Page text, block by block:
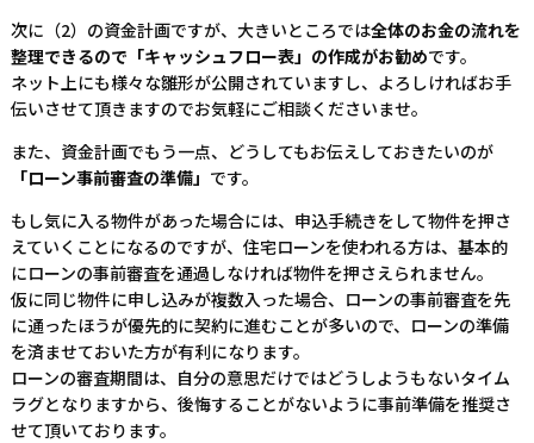
次に（2）の資金計画ですが、大きいところでは全体のお金の流れを
整理できるので「キャッシュフロー表」の作成がお勧めです。
ネット上にも様々な雛形が公開されていますし、よろしければお手
伝いさせて頂きますのでお気軽にご相談くださいませ。
また、資金計画でもう一点、どうしてもお伝えしておきたいのが
「ローン事前審査の準備」 です。
もし気に入る物件があった場合には、申込手続きをして物件を押さ
えていくことになるのですが、住宅ローンを使われる方は、基本的
にローンの事前審査を通過しなければ物件を押さえられません。
仮に同じ物件に申し込みが複数入った場合、ローンの事前審査を先
に通ったほうが優先的に契約に進むことが多いので、ローンの準備
を済ませておいた方が有利になります。
ローンの審査期間は、自分の意思だけではどうしようもないタイム
ラグとなりますから、後悔することがないように事前準備を推奨さ
せて頂いております。